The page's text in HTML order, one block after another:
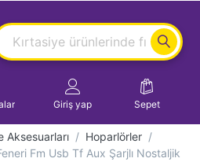
Giriş yap Sepet
Aksesuarları
Hoparlörler
Fm Usb Tf Aux Şarjlı Nostaljik